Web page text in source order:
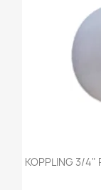
KOPPLING 3/4"